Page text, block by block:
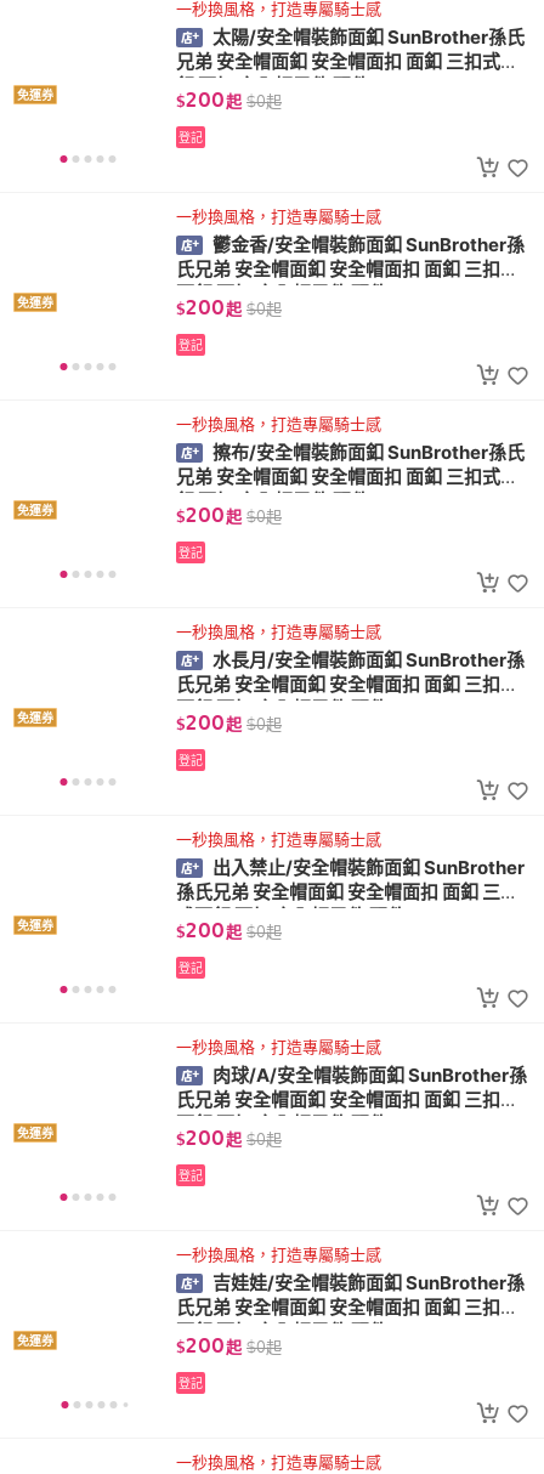
免運券
一秒換風格，打造專屬騎士感
太陽/安全帽裝飾面釦 SunBrother孫氏
兄弟 安全帽面釦 安全帽面扣 面釦 三扣式面
釦 面扣 安全帽零件 配件
$200起 $0起
登記
免運券
一秒換風格，打造專屬騎士感
鬱金香/安全帽裝飾面釦 SunBrother孫
氏兄弟 安全帽面釦 安全帽面扣 面釦 三扣式
面釦 面扣 安全帽零件 配件
$200起 $0起
登記
免運券
一秒換風格，打造專屬騎士感
擦布/安全帽裝飾面釦 SunBrother孫氏
兄弟 安全帽面釦 安全帽面扣 面釦 三扣式面
釦 面扣 安全帽零件 配件
$200起 $0起
登記
免運券
一秒換風格，打造專屬騎士感
水長月/安全帽裝飾面釦 SunBrother孫
氏兄弟 安全帽面釦 安全帽面扣 面釦 三扣式
面釦 面扣 安全帽零件 配件
$200起 $0起
登記
免運券
一秒換風格，打造專屬騎士感
出入禁止/安全帽裝飾面釦 SunBrother
孫氏兄弟 安全帽面釦 安全帽面扣 面釦 三扣
式面釦 面扣 安全帽零件 配件
$200起 $0起
登記
免運券
一秒換風格，打造專屬騎士感
肉球/A/安全帽裝飾面釦 SunBrother孫
氏兄弟 安全帽面釦 安全帽面扣 面釦 三扣式
面釦 面扣 安全帽零件 配件
$200起 $0起
登記
免運券
一秒換風格，打造專屬騎士感
吉娃娃/安全帽裝飾面釦 SunBrother孫
氏兄弟 安全帽面釦 安全帽面扣 面釦 三扣式
面釦 面扣 安全帽零件 配件
$200起 $0起
登記
一秒換風格，打造專屬騎士感